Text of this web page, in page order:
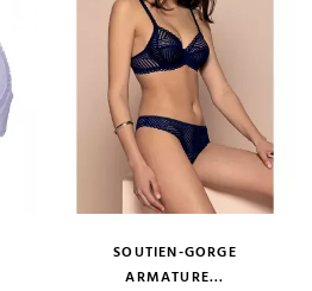
SOUTIEN-GORGE
ARMATURE...